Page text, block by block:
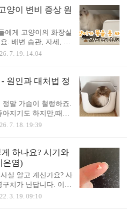
한 결막염일 가능성도
을 발로 긁지 못하도
람이 복용하는 약이지
,위궤양 같은 위장 질
랍니다.​저희 집 쏘피
시기가 있는데,그때마
딱히 이상 소견이 없
요.그래서 병원에서
지 못하고 게워내기
를 반복하는데,이때도
양이 변비 증상 원
에게 고양이의 화장실
. 배변 습관, 자세, 변
강 상태를 보여주는
흔하게 겪는 문제가
고양이들이 겪는 문
리가 꼭 필요합니다.
는 아니지만변이 늘
이 있어서,저 역시 늘
은 고양이 변비가
리해 보려고 해요.​
면 의심해보세요 고
7. 19. 14:04
원인과 대처법 정
말 가슴이 철렁하죠.
지기도 하지만,때로
있어서일단 우리 고양
깽이: 범백혈구 감소
등성묘: 식이성 장염
: 췌장염, 간 질환, 종
렇게 딱 정해진 건 아
나 간 질환에 걸릴 수
가 설사를 한다면병
7. 18. 19:39
하나요? 시기와
은염)
실 알고 계신가요? 사
치가 난답니다. 이걸
걸 보면 사실 엄청
3. 19. 09:10